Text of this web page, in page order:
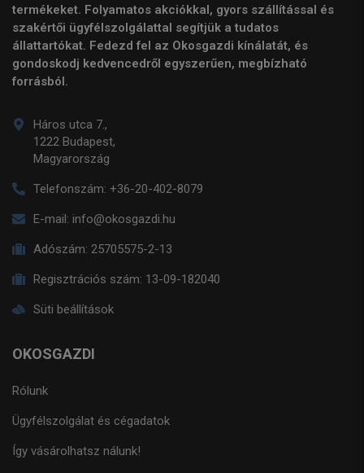
termékeket. Folyamatos akciókkal, gyors szállítással és
szakértői ügyfélszolgálattal segítjük a tudatos
állattartókat. Fedezd fel az Okosgazdi kínálatát, és
gondoskodj kedvencedről egyszerűen, megbízható
forrásból.
Háros utca 7.,
1222 Budapest,
Magyarország
Telefonszám: +36-20-402-8079
E-mail: info@okosgazdi.hu
Adószám: 25705575-2-13
Regisztrációs szám: 13-09-182040
Süti beállítások
OKOSGAZDI
Rólunk
Ügyfélszolgálat és cégadatok
Így vásárolhatsz nálunk!